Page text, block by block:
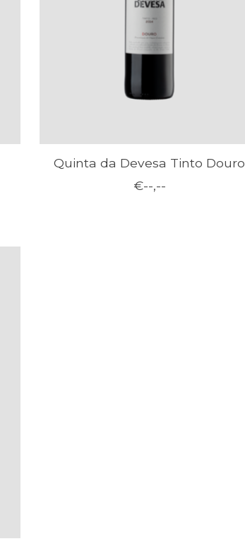
Quinta da Devesa Tinto Douro
€--,--